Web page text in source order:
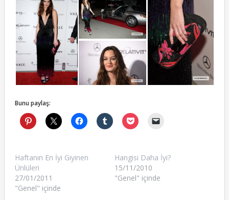
Bunu paylaş:
Haftanın En İyi Giyinen
Ünlüleri
27/01/2011
"Genel" içinde
Hangisi Daha İyi?
15/11/2010
"Genel" içinde